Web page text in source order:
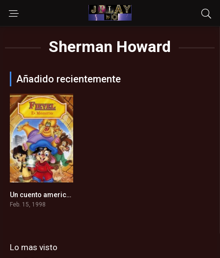
Sherman Howard
Añadido recientemente
5.6Un cuento americano 3: El tesoro de la isla de Manhattan (1998)
Feb. 15, 1998
Lo mas visto